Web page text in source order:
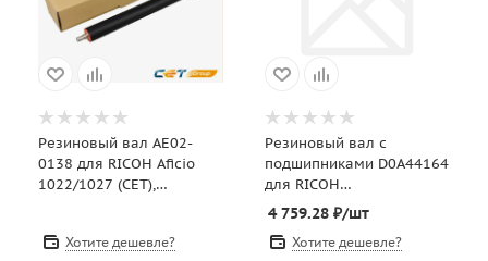
Резиновый вал AE02-
0138 для RICOH Aficio
1022/1027 (CET),
Хотите дешевле?
Резиновый вал с
подшипниками D0A44164
для RICOH
IM350/IM430/P501/P502
(CET), CET211024U
4 759.28₽/шт
Хотите дешевле?